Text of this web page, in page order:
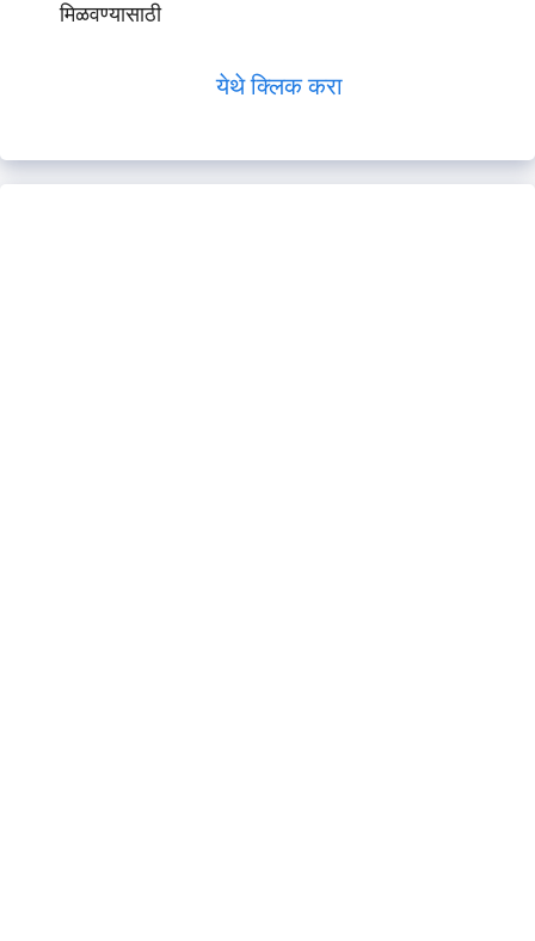
मिळवण्यासाठी
येथे क्लिक करा